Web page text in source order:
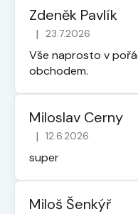
Zdeněk Pavlík
Hodnocení obchodu
| 23.7.2026
Vše naprosto v
obchodem.
Miloslav Cerny
Hodnocení obchodu
| 12.6.2026
super
Miloš Šenkýř